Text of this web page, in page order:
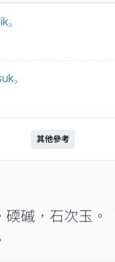
其他參考
碝磩，石次玉。